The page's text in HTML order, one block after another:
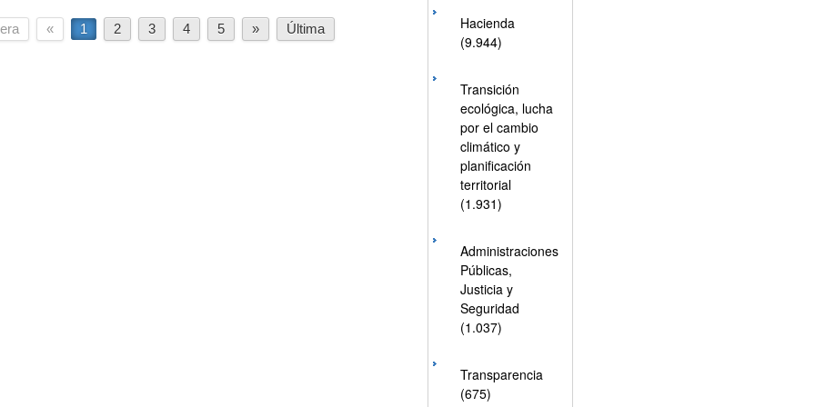
« 1 2 3 4 5 » Última
Hacienda
(9.944)
Transición
ecológica, lucha
por el cambio
climático y
planificación
territorial
(1.931)
Administraciones
Públicas,
Justicia y
Seguridad
(1.037)
Transparencia
(675)